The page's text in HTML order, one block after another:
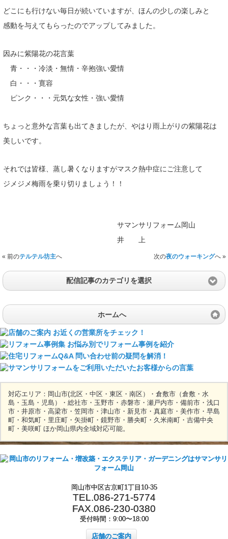
どこにも行けない毎日が続いていますが、ほんの少しの楽しみと
感動を与えてもらったのでアップしてみました。
因みに紫陽花の花言葉
青・・・冷淡・無情・辛抱強い愛情
白・・・寛容
ピンク・・・元気な女性・強い愛情
ちょっと意外な言葉も出てきましたが、やはり雨上がりの紫陽花は
美しいです。
それでは皆様、蒸し暑くなりますがマスク熱中症にご注意して
ジメジメ梅雨を乗り切りましょう！！
サマンサリフォーム岡山
井 上
« 前のテルテル坊主へ 次の夜のウォーキングへ »
配信記事のカテゴリを選択
ホームへ
対応エリア：岡山市(北区・中区・東区・南区）・倉敷市（倉敷・水
島・玉島・児島）・総社市・玉野市・赤磐市・瀬戸内市・備前市・浅口
市・井原市・高梁市・笠岡市・津山市・新見市・真庭市・美作市・早島
町・和気町・里庄町・矢掛町・鏡野市・勝央町・久米南町・吉備中央
町・美咲町 ほか岡山県内全域対応可能。
岡山市中区古京町1丁目10-35
TEL.086-271-5774
FAX.086-230-0380
受付時間：9:00〜18:00
店舗のご案内